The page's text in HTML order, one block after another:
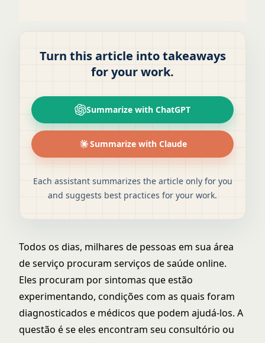
Turn this article into takeaways
for your work.
Summarize with ChatGPT
Summarize with Claude
Each assistant summarizes the article only for you
and suggests best practices for your work.
Todos os dias, milhares de pessoas em sua área
de serviço procuram serviços de saúde online.
Eles procuram por sintomas que estão
experimentando, condições com as quais foram
diagnosticados e médicos que podem ajudá-los. A
questão é se eles encontram seu consultório ou